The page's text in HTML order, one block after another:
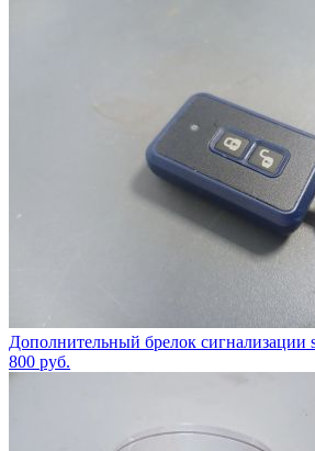
Дополнительный брелок сигнализации
800 руб.